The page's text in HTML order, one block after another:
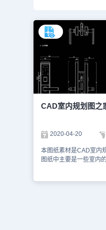
CAD室内规划图之
2020-04-20
本图纸素材是CAD室内
图纸中主要是一些室内